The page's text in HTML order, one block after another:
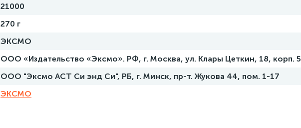
21000
270 г
ЭКСМО
ООО «Издательство «Эксмо». РФ, г. Москва, ул. Клары Цеткин, 18, корп. 5
ООО "Эксмо АСТ Си энд Си", РБ, г. Минск, пр-т. Жукова 44, пом. 1-17
ЭКСМО